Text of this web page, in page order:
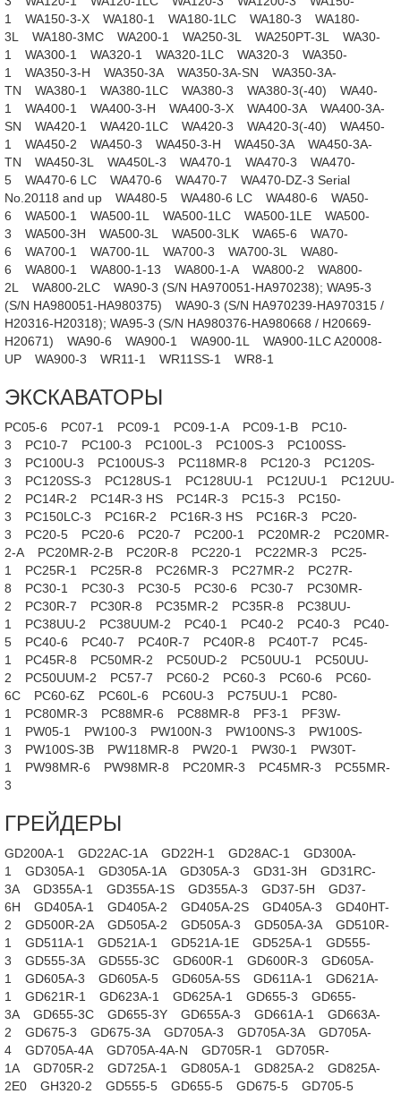
1
WA150-3-X WA180-1 WA180-1LC WA180-3
WA180-
3L
WA180-3MC WA200-1 WA250-3L WA250PT-3L
WA30-
1
WA300-1 WA320-1 WA320-1LC WA320-3
WA350-
1
WA350-3-H WA350-3A WA350-3A-SN
WA350-3A-
TN
WA380-1 WA380-1LC WA380-3 WA380-3(-40)
WA40-
1
WA400-1 WA400-3-H WA400-3-X WA400-3A
WA400-3A-
SN
WA420-1 WA420-1LC WA420-3 WA420-3(-40)
WA450-
1
WA450-2 WA450-3 WA450-3-H WA450-3A
WA450-3A-
TN
WA450-3L WA450L-3 WA470-1 WA470-3
WA470-
5
WA470-6 LC WA470-6 WA470-7
WA470-DZ-3 Serial
No.20118 and up
WA480-5 WA480-6 LC WA480-6
WA50-
6
WA500-1 WA500-1L WA500-1LC WA500-1LE
WA500-
3
WA500-3H WA500-3L WA500-3LK WA65-6
WA70-
6
WA700-1 WA700-1L WA700-3 WA700-3L
WA80-
6
WA800-1 WA800-1-13 WA800-1-A WA800-2
WA800-
2L
WA800-2LC
WA90-3 (S/N HA970051-HA970238); WA95-3
(S/N HA980051-HA980375)
WA90-3 (S/N HA970239-HA970315 /
H20316-H20318); WA95-3 (S/N HA980376-HA980668 / H20669-
H20671)
WA90-6 WA900-1 WA900-1L
WA900-1LC A20008-
UP
WA900-3 WR11-1 WR11SS-1 WR8-1
ЭКСКАВАТОРЫ
PC05-6 PC07-1 PC09-1 PC09-1-A PC09-1-B
PC10-
3
PC10-7 PC100-3 PC100L-3 PC100S-3
PC100SS-
3
PC100U-3 PC100US-3 PC118MR-8 PC120-3
PC120S-
3
PC120SS-3 PC128US-1 PC128UU-1 PC12UU-1
PC12UU-
2
PC14R-2 PC14R-3 HS PC14R-3 PC15-3
PC150-
3
PC150LC-3 PC16R-2 PC16R-3 HS PC16R-3
PC20-
3
PC20-5 PC20-6 PC20-7 PC200-1 PC20MR-2
PC20MR-
2-A
PC20MR-2-B PC20R-8 PC220-1 PC22MR-3
PC25-
1
PC25R-1 PC25R-8 PC26MR-3 PC27MR-2
PC27R-
8
PC30-1 PC30-3 PC30-5 PC30-6 PC30-7
PC30MR-
2
PC30R-7 PC30R-8 PC35MR-2 PC35R-8
PC38UU-
1
PC38UU-2 PC38UUM-2 PC40-1 PC40-2 PC40-3
PC40-
5
PC40-6 PC40-7 PC40R-7 PC40R-8 PC40T-7
PC45-
1
PC45R-8 PC50MR-2 PC50UD-2 PC50UU-1
PC50UU-
2
PC50UUM-2 PC57-7 PC60-2 PC60-3 PC60-6
PC60-
6C
PC60-6Z PC60L-6 PC60U-3 PC75UU-1
PC80-
1
PC80MR-3 PC88MR-6 PC88MR-8 PF3-1
PF3W-
1
PW05-1 PW100-3 PW100N-3 PW100NS-3
PW100S-
3
PW100S-3B PW118MR-8 PW20-1 PW30-1
PW30T-
1
PW98MR-6 PW98MR-8 PC20MR-3 PC45MR-3
PC55MR-
3
ГРЕЙДЕРЫ
GD200A-1 GD22AC-1A GD22H-1 GD28AC-1
GD300A-
1
GD305A-1 GD305A-1A GD305A-3 GD31-3H
GD31RC-
3A
GD355A-1 GD355A-1S GD355A-3 GD37-5H
GD37-
6H
GD405A-1 GD405A-2 GD405A-2S GD405A-3
GD40HT-
2
GD500R-2A GD505A-2 GD505A-3 GD505A-3A
GD510R-
1
GD511A-1 GD521A-1 GD521A-1E GD525A-1
GD555-
3
GD555-3A GD555-3C GD600R-1 GD600R-3
GD605A-
1
GD605A-3 GD605A-5 GD605A-5S GD611A-1
GD621A-
1
GD621R-1 GD623A-1 GD625A-1 GD655-3
GD655-
3A
GD655-3C GD655-3Y GD655A-3 GD661A-1
GD663A-
2
GD675-3 GD675-3A GD705A-3 GD705A-3A
GD705A-
4
GD705A-4A GD705A-4A-N GD705R-1
GD705R-
1A
GD705R-2 GD725A-1 GD805A-1 GD825A-2
GD825A-
2E0
GH320-2 GD555-5 GD655-5 GD675-5 GD705-5